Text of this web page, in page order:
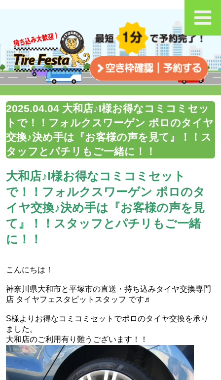
2025.04.04 大和店♪I様お得なコミコミセッ
トで！！フォルクスワーゲン ポロのタイヤ
交換♪決め手は『お客様の声を見て』！！ス
タッフとパチリもご一緒に！！
大和店♪I様お得なコミコミセット
で！！フォルクスワーゲン ポロのタ
イヤ交換♪決め手は『お客様の声を見
て』！！スタッフとパチリもご一緒
に！！
こんにちは！
神奈川県大和市と平塚市の直送・‪‎持ち込みタイヤ交換専門
店‬ タイヤフェスタピットスタッフ です♬
S様よりお得なコミコミセットでポロのタイヤ交換を承り
ました。
大和店のご利用有り難うございます！！